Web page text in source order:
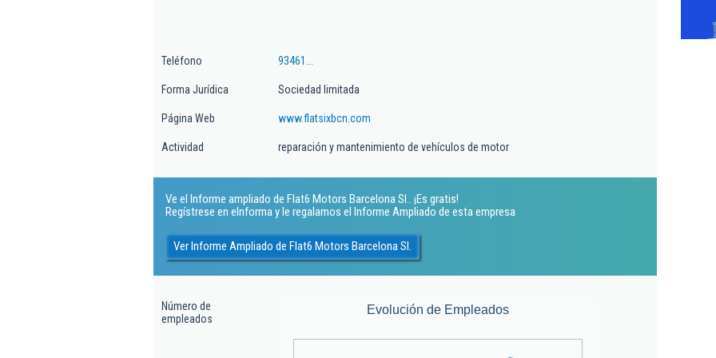
Teléfono 93461...
Forma Jurídica Sociedad limitada
Página Web www.flatsixbcn.com
Actividad reparación y mantenimiento de vehículos de motor
Ve el Informe ampliado de Flat6 Motors Barcelona Sl.. ¡Es gratis!
Regístrese en eInforma y le regalamos el Informe Ampliado de esta empresa
Ver Informe Ampliado de Flat6 Motors Barcelona Sl.
Número de
empleados
Evolución de Empleados